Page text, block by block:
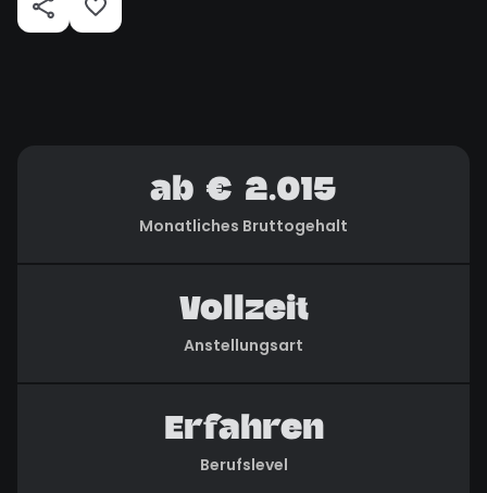
ab € 2.015
Monatliches Bruttogehalt
Vollzeit
Anstellungsart
Erfahren
Berufslevel